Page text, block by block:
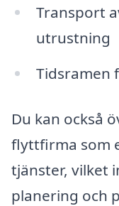
Transport
utrustning
Tidsramen
Du kan också
flyttfirma som
tjänster, vilket
planering och